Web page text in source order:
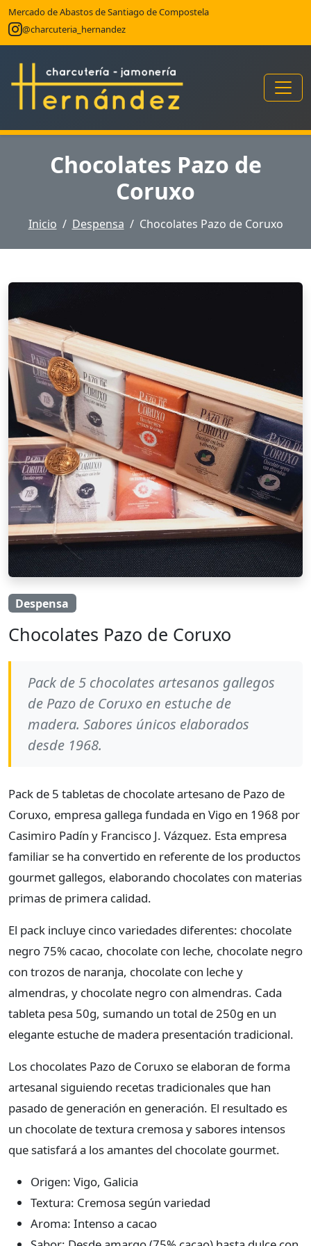
Mercado de Abastos de Santiago de Compostela
@charcuteria_hernandez
Chocolates Pazo de
Coruxo
Inicio Despensa Chocolates Pazo de Coruxo
Despensa
Chocolates Pazo de Coruxo
Pack de 5 chocolates artesanos gallegos
de Pazo de Coruxo en estuche de
madera. Sabores únicos elaborados
desde 1968.
Pack de 5 tabletas de chocolate artesano de Pazo de
Coruxo, empresa gallega fundada en Vigo en 1968 por
Casimiro Padín y Francisco J. Vázquez. Esta empresa
familiar se ha convertido en referente de los productos
gourmet gallegos, elaborando chocolates con materias
primas de primera calidad.
El pack incluye cinco variedades diferentes: chocolate
negro 75% cacao, chocolate con leche, chocolate negro
con trozos de naranja, chocolate con leche y
almendras, y chocolate negro con almendras. Cada
tableta pesa 50g, sumando un total de 250g en un
elegante estuche de madera presentación tradicional.
Los chocolates Pazo de Coruxo se elaboran de forma
artesanal siguiendo recetas tradicionales que han
pasado de generación en generación. El resultado es
un chocolate de textura cremosa y sabores intensos
que satisfará a los amantes del chocolate gourmet.
Origen: Vigo, Galicia
Textura: Cremosa según variedad
Aroma: Intenso a cacao